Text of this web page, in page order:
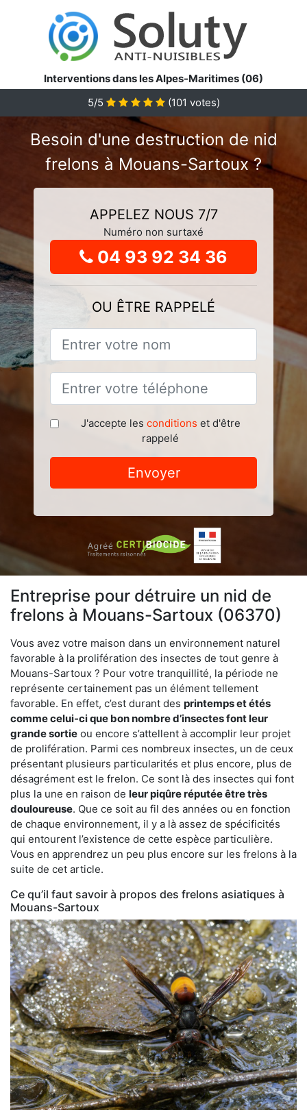
Interventions dans les Alpes-Maritimes (06)
5/5 (101 votes)
Besoin d'une destruction de nid
frelons à Mouans-Sartoux ?
APPELEZ NOUS 7/7
Numéro non surtaxé
04 93 92 34 36
OU ÊTRE RAPPELÉ
J'accepte les conditions et d'être
rappelé
Envoyer
Entreprise pour détruire un nid de
frelons à Mouans-Sartoux (06370)
Vous avez votre maison dans un environnement naturel
favorable à la prolifération des insectes de tout genre à
Mouans-Sartoux ? Pour votre tranquillité, la période ne
représente certainement pas un élément tellement
favorable. En effet, c’est durant des printemps et étés
comme celui-ci que bon nombre d’insectes font leur
grande sortie ou encore s’attellent à accomplir leur projet
de prolifération. Parmi ces nombreux insectes, un de ceux
présentant plusieurs particularités et plus encore, plus de
désagrément est le frelon. Ce sont là des insectes qui font
plus la une en raison de leur piqûre réputée être très
douloureuse. Que ce soit au fil des années ou en fonction
de chaque environnement, il y a là assez de spécificités
qui entourent l’existence de cette espèce particulière.
Vous en apprendrez un peu plus encore sur les frelons à la
suite de cet article.
Ce qu’il faut savoir à propos des frelons asiatiques à
Mouans-Sartoux